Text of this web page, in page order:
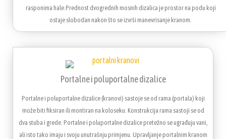
rasponima hale.Prednost dvogrednih mosnih dizalica je prostor na podu koji
ostaje slobodan nakon što se izvrši manevrisanje kranom.
Portalne i poluportalne dizalice
Portalne i poluportalne dizalice (kranovi) sastoje se od rama (portala) koji
može biti fiksiran ili montiran na koloseku. Konstrukcija rama sastoji se od
dva stuba i grede. Portalne i poluportalne dizalice pretežno se ugrađuju vani,
ali isto tako imaju i svoju unutrašnju primjenu. Upravljanje portalnim kranom